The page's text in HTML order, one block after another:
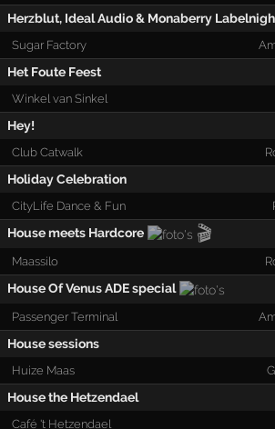
Herzblut, Ideal Audio & Monaberry
Sugar Factory
Het Foute Feest
Winkel van Sinkel
Hey!
Club Catwalk
Holiday Celebration
CityLife Dance & Fun
House meets Hardcore 🎬
Maassilo
House Of Venus ADE special
Passenger Terminal
House sessions
Huize Maas
House the Hetzendael
Café 't Hetzendael